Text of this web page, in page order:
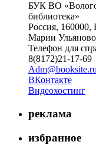
БУК ВО
библиотека»
Россия, 160000,
Марии
Телефон для
8(8172)21-17-69
Adm@booksite.ru
ВКонтакте
Видеохостинг
реклама
избранное